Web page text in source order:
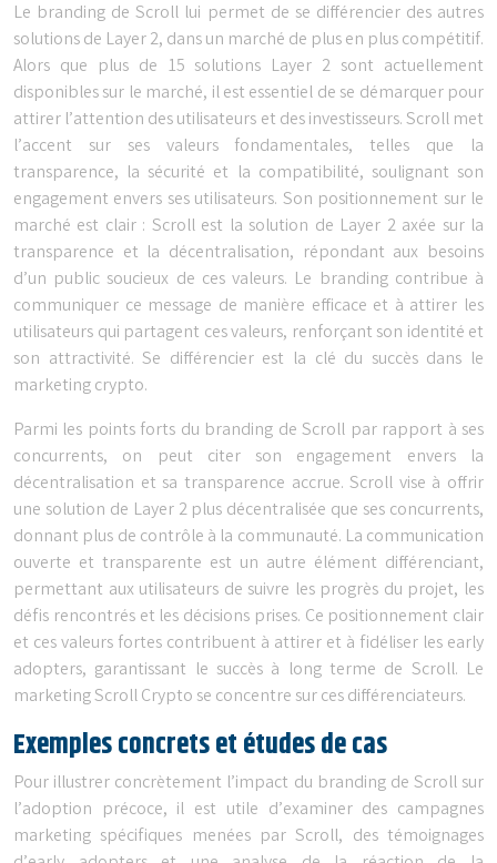
Le branding de Scroll lui permet de se différencier des autres
solutions de Layer 2, dans un marché de plus en plus compétitif.
Alors que plus de 15 solutions Layer 2 sont actuellement
disponibles sur le marché, il est essentiel de se démarquer pour
attirer l’attention des utilisateurs et des investisseurs. Scroll met
l’accent sur ses valeurs fondamentales, telles que la
transparence, la sécurité et la compatibilité, soulignant son
engagement envers ses utilisateurs. Son positionnement sur le
marché est clair : Scroll est la solution de Layer 2 axée sur la
transparence et la décentralisation, répondant aux besoins
d’un public soucieux de ces valeurs. Le branding contribue à
communiquer ce message de manière efficace et à attirer les
utilisateurs qui partagent ces valeurs, renforçant son identité et
son attractivité. Se différencier est la clé du succès dans le
marketing crypto.
Parmi les points forts du branding de Scroll par rapport à ses
concurrents, on peut citer son engagement envers la
décentralisation et sa transparence accrue. Scroll vise à offrir
une solution de Layer 2 plus décentralisée que ses concurrents,
donnant plus de contrôle à la communauté. La communication
ouverte et transparente est un autre élément différenciant,
permettant aux utilisateurs de suivre les progrès du projet, les
défis rencontrés et les décisions prises. Ce positionnement clair
et ces valeurs fortes contribuent à attirer et à fidéliser les early
adopters, garantissant le succès à long terme de Scroll. Le
marketing Scroll Crypto se concentre sur ces différenciateurs.
Exemples concrets et études de cas
Pour illustrer concrètement l’impact du branding de Scroll sur
l’adoption précoce, il est utile d’examiner des campagnes
marketing spécifiques menées par Scroll, des témoignages